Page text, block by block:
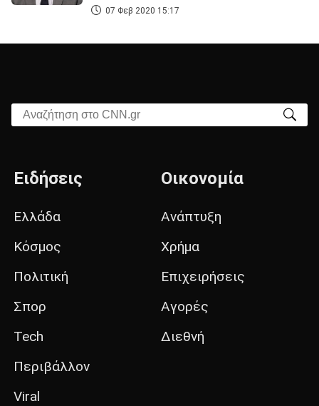
07 Φεβ 2020 15:17
Αναζήτηση στο CNN.gr
Ειδήσεις
Ελλάδα
Κόσμος
Πολιτική
Σπορ
Tech
Περιβάλλον
Viral
Οικονομία
Ανάπτυξη
Χρήμα
Επιχειρήσεις
Αγορές
Διεθνή